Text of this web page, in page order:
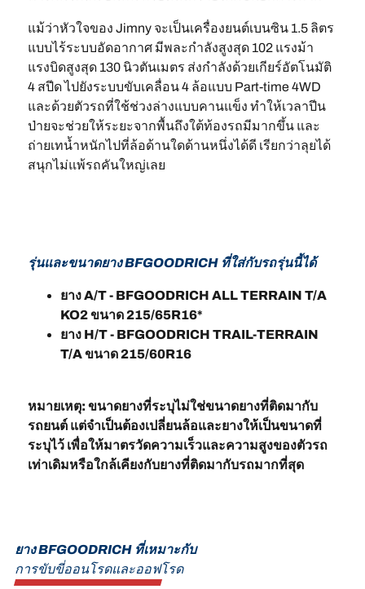
แม้ว่าหัวใจของ Jimny จะเป็นเครื่องยนต์เบนซิน 1.5 ลิตร
แบบไร้ระบบอัดอากาศ มีพละกำลังสูงสุด 102 แรงม้า
แรงบิดสูงสุด 130 นิวตันเมตร ส่งกำลังด้วยเกียร์อัตโนมัติ
4 สปีด ไปยังระบบขับเคลื่อน 4 ล้อแบบ Part-time 4WD
และด้วยตัวรถที่ใช้ช่วงล่างแบบคานแข็ง ทำให้เวลาปีน
ป่ายจะช่วยให้ระยะจากพื้นถึงใต้ท้องรถมีมากขึ้น และ
ถ่ายเทน้ำหนักไปที่ล้อด้านใดด้านหนึ่งได้ดี เรียกว่าลุยได้
สนุกไม่แพ้รถคันใหญ่เลย
รุ่นและขนาดยาง BFGOODRICH ที่ใส่กับรถรุ่นนี้ได้
ยาง A/T - BFGOODRICH ALL TERRAIN T/A
KO2 ขนาด 215/65R16*
ยาง H/T - BFGOODRICH TRAIL-TERRAIN
T/A ขนาด 215/60R16
หมายเหตุ: ขนาดยางที่ระบุไม่ใช่ขนาดยางที่ติดมากับ
รถยนต์ แต่จำเป็นต้องเปลี่ยนล้อและยางให้เป็นขนาดที่
ระบุไว้ เพื่อให้มาตรวัดความเร็วและความสูงของตัวรถ
เท่าเดิมหรือใกล้เคียงกับยางที่ติดมากับรถมากที่สุด
ยาง BFGOODRICH ที่เหมาะกับ
การขับขี่ออนโรดและออฟโรด